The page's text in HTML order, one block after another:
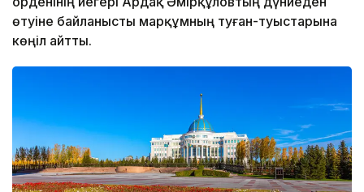
өтуіне байланысты марқұмның туған-туыстарына
көңіл айтты.